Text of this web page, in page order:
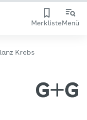
MerklisteMenü
Krebs